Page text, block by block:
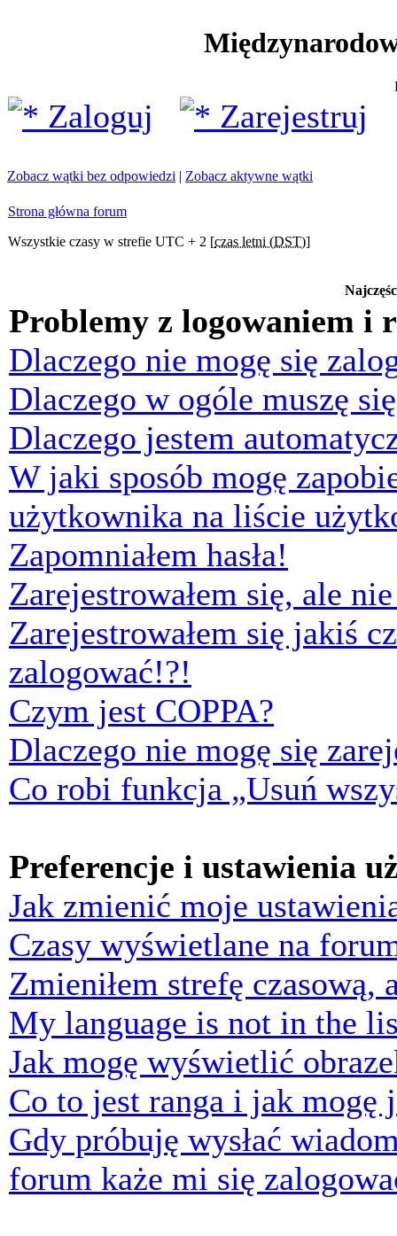
Zaloguj Zarejestruj
Zobacz wątki bez odpowiedzi | Zobacz aktywne wątki
Strona główna forum
Wszystkie czasy w strefie UTC + 2 [czas letni (DST)]
Problemy z logowaniem i
Dlaczego nie mogę się
Dlaczego w ogóle muszę
Dlaczego jestem
W jaki sposób mogę
użytkownika na liście
Zapomniałem hasła!
Zarejestrowałem się, ale
Zarejestrowałem się jakiś
zalogować!?!
Czym jest COPPA?
Dlaczego nie mogę się
Co robi funkcja „Usuń
Preferencje i ustawienia
Jak zmienić moje
Czasy wyświetlane na
Zmieniłem strefę czasową,
My language is not in the
Jak mogę wyświetlić
Co to jest ranga i jak mogę
Gdy próbuję wysłać
forum każe mi się